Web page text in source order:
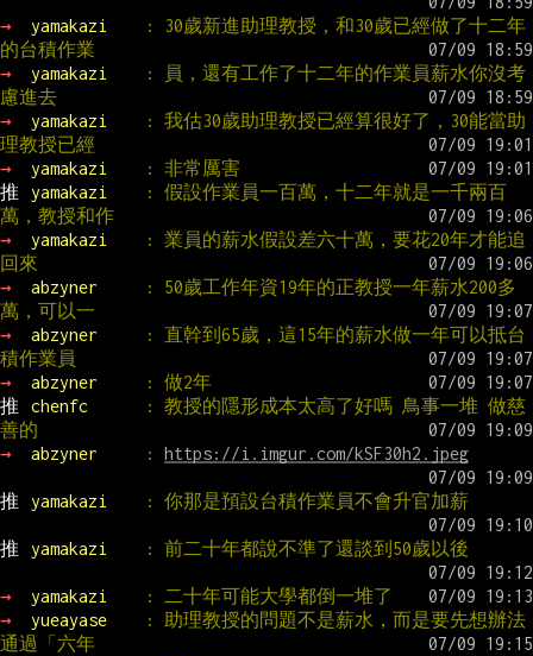
→ yamakazi
: 30歲新進助理教授，和30歲已經做了十二年
的台積作業
→
yamakazi
: 員，還有工作了十二年的作業員薪水你沒考
慮進去
→
yamakazi
: 我估30歲助理教授已經算很好了，30能當助
理教授已經
→
yamakazi
: 非常厲害
推
yamakazi
: 假設作業員一百萬，十二年就是一千兩百
萬，教授和作
→
yamakazi
: 業員的薪水假設差六十萬，要花20年才能追
回來
→
abzyner
: 50歲工作年資19年的正教授一年薪水200多
萬，可以一
→
abzyner
: 直幹到65歲，這15年的薪水做一年可以抵台
積作業員
→
abzyner
: 做2年
推
chenfc
: 教授的隱形成本太高了好嗎 鳥事一堆 做慈
善的
→
abzyner : https://i.imgur.com/kSF30h2.jpeg
推 yamakazi : 你那是預設台積作業員不會升官加薪
推 yamakazi : 前二十年都說不準了還談到50歲以後
→ yamakazi
: 二十年可能大學都倒一堆了
→
yueayase
: 助理教授的問題不是薪水，而是要先想辦法
通過「六年